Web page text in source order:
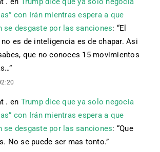
con Irán mientras espera a que
se desgaste por las sanciones: “El
es de inteligencia es de chapar. Asi
que no conoces 15 movimientos
”
. en Trump dice que ya solo negocia
con Irán mientras espera a que
se desgaste por las sanciones: “Que
No se puede ser mas tonto.”